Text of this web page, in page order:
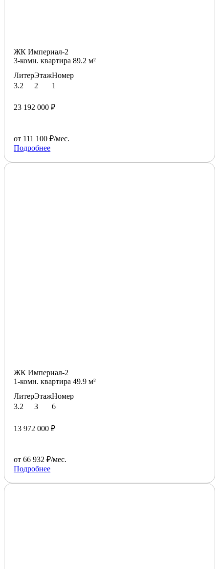
ЖК Империал-2
3-комн. квартира 89.2 м²
Литер
3.2
Этаж
2
Номер
1
23 192 000 ₽
от 111 100 ₽/мес.
Подробнее
ЖК Империал-2
1-комн. квартира 49.9 м²
Литер
3.2
Этаж
3
Номер
6
13 972 000 ₽
от 66 932 ₽/мес.
Подробнее